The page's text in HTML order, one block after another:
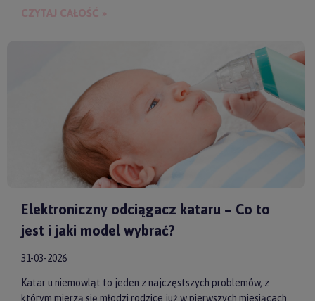
słuchawki ochronne przestają być postrzegane jako zbędny
CZYTAJ CAŁOŚĆ »
Elektroniczny odciągacz kataru – Co to
jest i jaki model wybrać?
31-03-2026
Katar u niemowląt to jeden z najczęstszych problemów, z
którym mierzą się młodzi rodzice już w pierwszych miesiącach